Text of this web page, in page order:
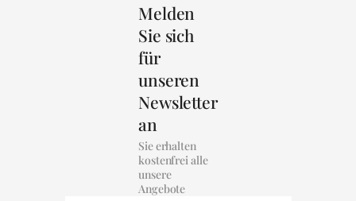
Melden
Sie sich
für
unseren
Newsletter
an
Sie erhalten
kostenfrei alle
unsere
Angebote